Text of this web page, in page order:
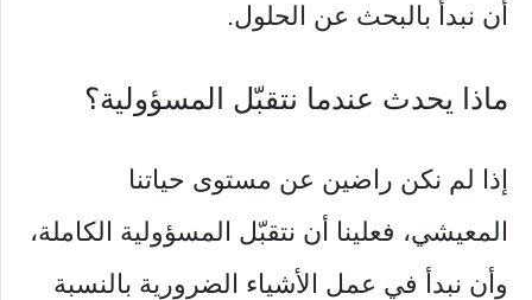
أن نبدأ بالبحث عن الحلول.
ماذا يحدث عندما نتقبّل المسؤولية؟
إذا لم نكن راضين عن مستوى حياتنا
المعيشي، فعلينا أن نتقبّل المسؤولية الكاملة،
وأن نبدأ في عمل الأشياء الضرورية بالنسبة